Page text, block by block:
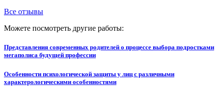
Все отзывы
Можете посмотреть другие работы:
Представления современных родителей о процессе выбора подростками
мегаполиса будущей профессии
Особенности психологической защиты у лиц с различными
характерологическими особенностями